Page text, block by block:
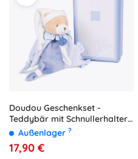
Doudou Geschenkset -
Teddybär mit Schnullerhalter
17 cm
Außenlager ?
17,90 €